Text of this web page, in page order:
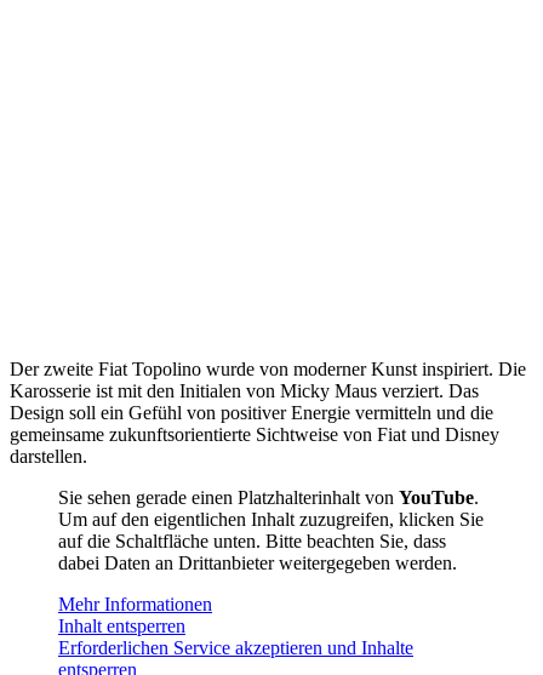
Der zweite Fiat Topolino wurde von moderner Kunst inspiriert. Die
Karosserie ist mit den Initialen von Micky Maus verziert. Das
Design soll ein Gefühl von positiver Energie vermitteln und die
gemeinsame zukunftsorientierte Sichtweise von Fiat und Disney
darstellen.
Sie sehen gerade einen Platzhalterinhalt von YouTube.
Um auf den eigentlichen Inhalt zuzugreifen, klicken Sie
auf die Schaltfläche unten. Bitte beachten Sie, dass
dabei Daten an Drittanbieter weitergegeben werden.
Mehr Informationen
Inhalt entsperren
Erforderlichen Service akzeptieren und Inhalte
entsperren